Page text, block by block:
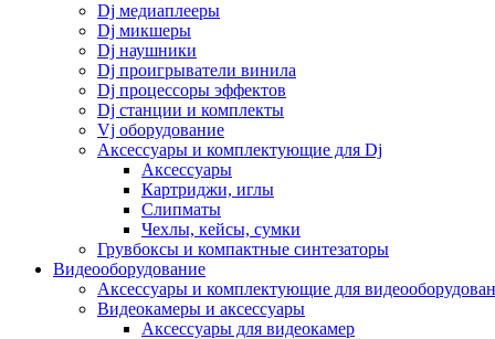
Dj медиаплееры
Dj микшеры
Dj наушники
Dj проигрыватели винила
Dj процессоры эффектов
Dj станции и комплекты
Vj оборудование
Аксессуары и комплектующие для Dj
Аксессуары
Картриджи, иглы
Слипматы
Чехлы, кейсы, сумки
Грувбоксы и компактные синтезаторы
Видеооборудование
Аксессуары и комплектующие для
Видеокамеры и аксессуары
Аксессуары для видеокамер